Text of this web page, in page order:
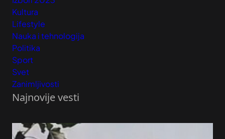
Kultura
Lifestyle
Nauka i tehnologija
Politika
Sport
Svet
Zanimljivosti
Najnovije vesti